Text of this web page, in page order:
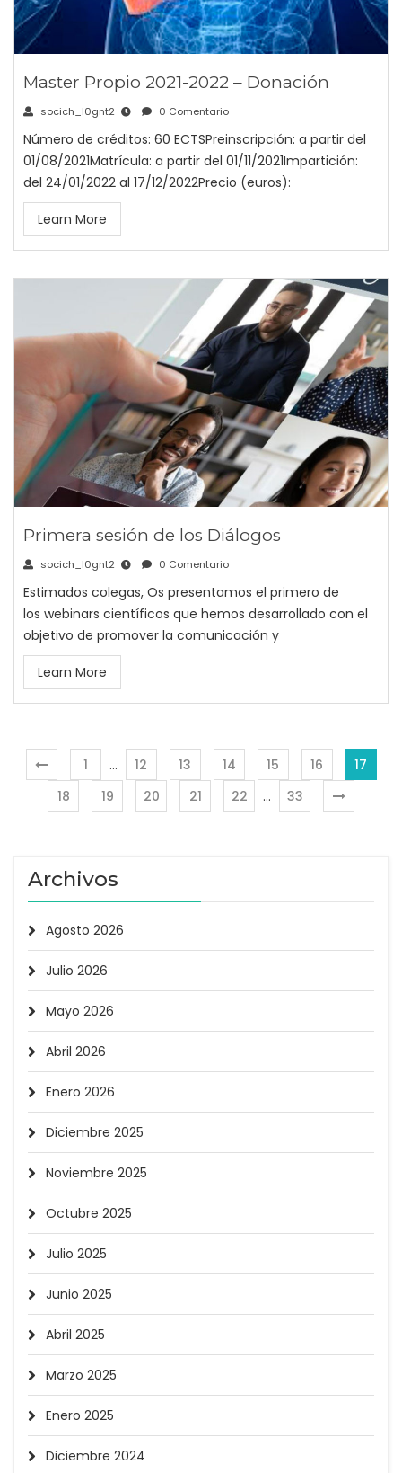
Master Propio 2021-2022 – Donación
socich_l0gnt2 0 Comentario
Número de créditos: 60 ECTSPreinscripción: a partir del
01/08/2021Matrícula: a partir del 01/11/2021Impartición:
del 24/01/2022 al 17/12/2022Precio (euros):
Learn More
Primera sesión de los Diálogos
socich_l0gnt2 0 Comentario
Estimados colegas, Os presentamos el primero de
los webinars científicos que hemos desarrollado con el
objetivo de promover la comunicación y
Learn More
1 … 12 13 14 15 16
17
18
19 20 21 22 … 33
Archivos
Agosto 2026
Julio 2026
Mayo 2026
Abril 2026
Enero 2026
Diciembre 2025
Noviembre 2025
Octubre 2025
Julio 2025
Junio 2025
Abril 2025
Marzo 2025
Enero 2025
Diciembre 2024